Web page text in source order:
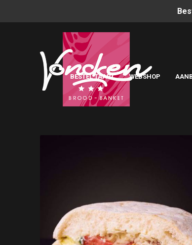
BESTEL TAART WEBSHOP